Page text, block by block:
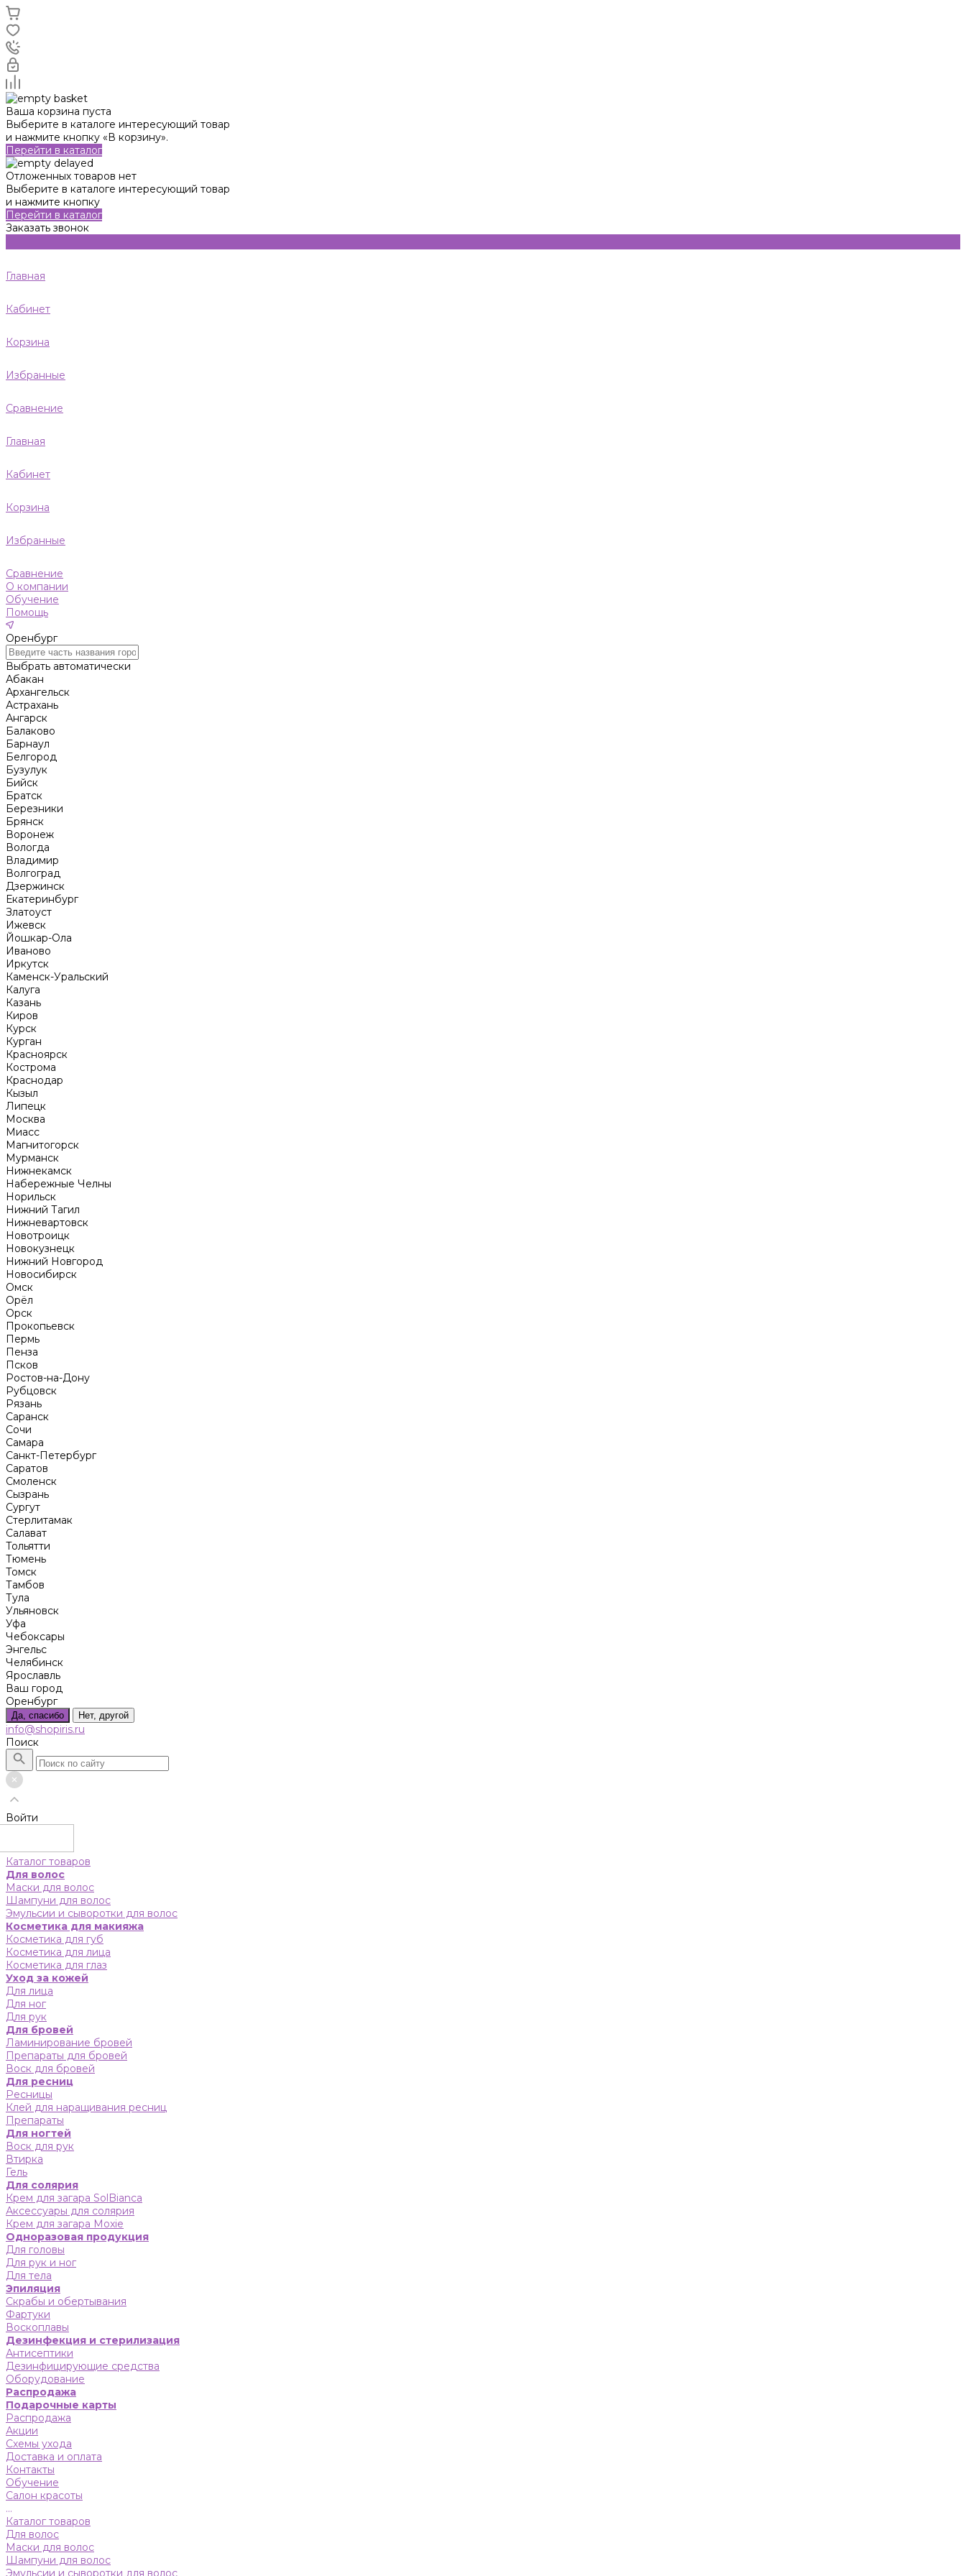
Ваша корзина пуста
Выберите в каталоге интересующий товар
и нажмите кнопку «В корзину».
Перейти в каталог
Отложенных товаров нет
Выберите в каталоге интересующий товар
и нажмите кнопку
Перейти в каталог
Заказать звонок
Главная
Кабинет
Корзина
Избранные
Сравнение
Главная
Кабинет
Корзина
Избранные
Сравнение
О компании
Обучение
Помощь
Оренбург
Выбрать автоматически
Абакан
Архангельск
Астрахань
Ангарск
Балаково
Барнаул
Белгород
Бузулук
Бийск
Братск
Березники
Брянск
Воронеж
Вологда
Владимир
Волгоград
Дзержинск
Екатеринбург
Златоуст
Ижевск
Йошкар-Ола
Иваново
Иркутск
Каменск-Уральский
Калуга
Казань
Киров
Курск
Курган
Красноярск
Кострома
Краснодар
Кызыл
Липецк
Москва
Миасс
Магнитогорск
Мурманск
Нижнекамск
Набережные Челны
Норильск
Нижний Тагил
Нижневартовск
Новотроицк
Новокузнецк
Нижний Новгород
Новосибирск
Омск
Орёл
Орск
Прокопьевск
Пермь
Пенза
Псков
Ростов-на-Дону
Рубцовск
Рязань
Саранск
Сочи
Самара
Санкт-Петербург
Саратов
Смоленск
Сызрань
Сургут
Стерлитамак
Салават
Тольятти
Тюмень
Томск
Тамбов
Тула
Ульяновск
Уфа
Чебоксары
Энгельс
Челябинск
Ярославль
Ваш город
Оренбург
Да, спасибо Нет, другой
info@shopiris.ru
Поиск
Войти
Каталог товаров
Для волос
Маски для волос
Шампуни для волос
Эмульсии и сыворотки для волос
Косметика для макияжа
Косметика для губ
Косметика для лица
Косметика для глаз
Уход за кожей
Для лица
Для ног
Для рук
Для бровей
Ламинирование бровей
Препараты для бровей
Воск для бровей
Для ресниц
Ресницы
Клей для наращивания ресниц
Препараты
Для ногтей
Воск для рук
Втирка
Гель
Для солярия
Крем для загара SolBianca
Аксессуары для солярия
Крем для загара Moxie
Одноразовая продукция
Для головы
Для рук и ног
Для тела
Эпиляция
Скрабы и обертывания
Фартуки
Воскоплавы
Дезинфекция и стерилизация
Антисептики
Дезинфицирующие средства
Оборудование
Распродажа
Подарочные карты
Распродажа
Акции
Схемы ухода
Доставка и оплата
Контакты
Обучение
Салон красоты
...
Каталог товаров
Для волос
Маски для волос
Шампуни для волос
Эмульсии и сыворотки для волос